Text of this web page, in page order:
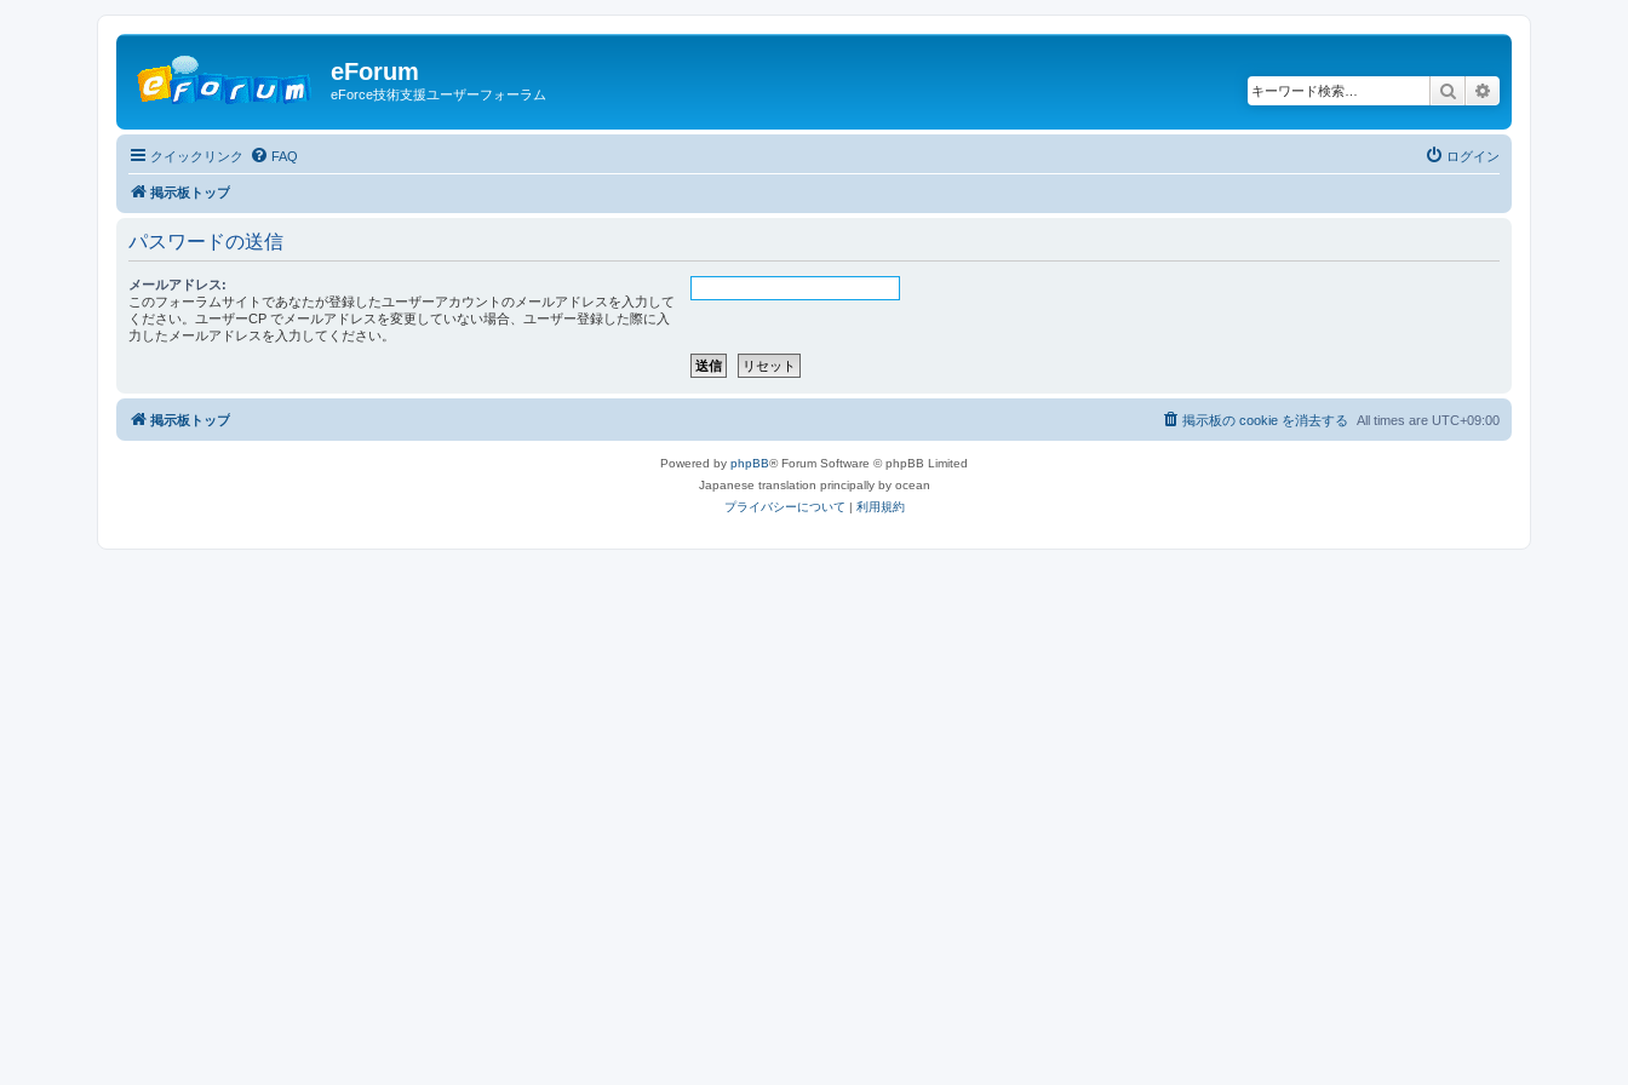
eForum
eForce技術支援ユーザーフォーラム 検索
クイックリンク FAQ ログイン
掲示板トップ
パスワードの送信
メールアドレス:
このフォーラムサイトであなたが登録したユーザーアカウントのメールアドレスを入力して
ください。ユーザーCP でメールアドレスを変更していない場合、ユーザー登録した際に入
力したメールアドレスを入力してください。
掲示板トップ All times are UTC+09:00
掲示板の cookie を消去する
Powered by phpBB® Forum Software © phpBB Limited
Japanese translation principally by ocean
プライバシーについて | 利用規約